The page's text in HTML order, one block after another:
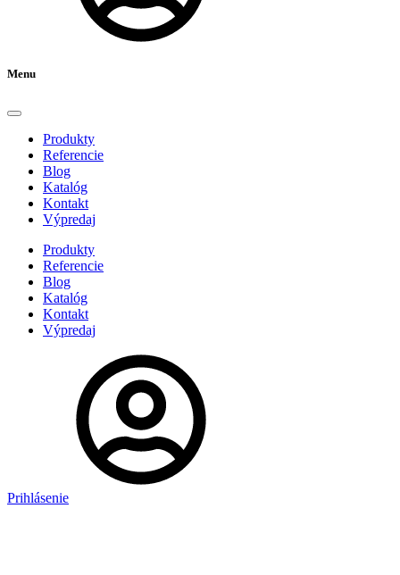
Menu
Produkty
Referencie
Blog
Katalóg
Kontakt
Výpredaj
Produkty
Referencie
Blog
Katalóg
Kontakt
Výpredaj
Prihlásenie